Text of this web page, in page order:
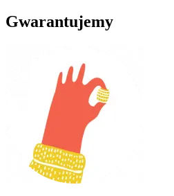
Gwarantujemy